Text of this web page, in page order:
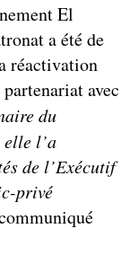
El
a été de
réactivation
avec
du
elle l’a
de l’Exécutif
privé